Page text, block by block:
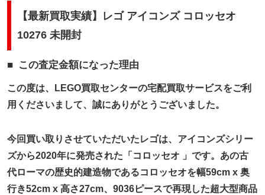
【最新買取実績】レゴ アイコンズ コロッセオ
10276 未開封
この査定金額になった理由
この度は、LEGO買取センターの宅配買取サービスをご利
用くださいまして、誠にありがとうございました。
今回買い取りさせていただいたレゴは、アイコンズシリー
ズから2020年に発売された「コロッセオ 」です。あの古
代ローマの歴史的建造物であるコロッセオを幅59cm x 奥
行き52cm x 高さ27cm、9036ピースで再現した超大型商品